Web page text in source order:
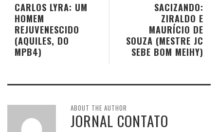
SACIZANDO:
ZIRALDO E
MAURÍCIO DE
SOUZA (MESTRE JC
SEBE BOM MEIHY)
CARLOS LYRA: UM
HOMEM
REJUVENESCIDO
(AQUILES, DO
MPB4)
ABOUT THE AUTHOR
JORNAL CONTATO